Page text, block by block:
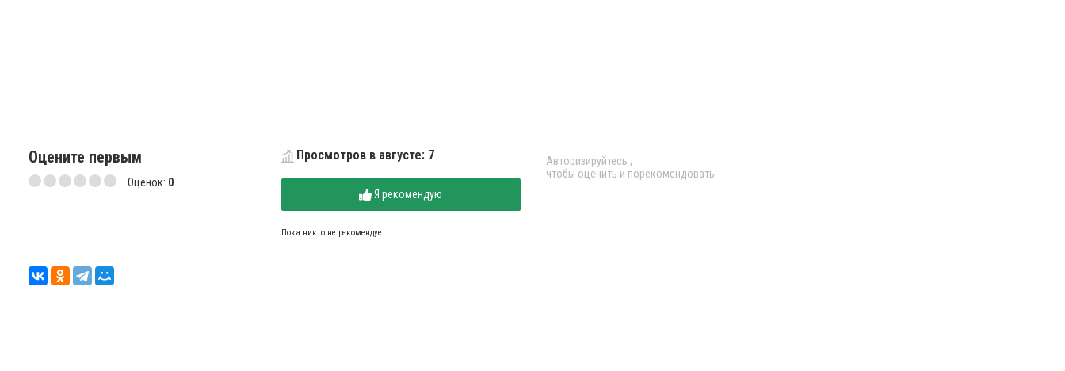
Оцените первым
Оценок: 0
Просмотров в августе: 7
Я рекомендую
Пока никто не рекомендует
Авторизируйтесь ,
чтобы оценить и порекомендовать